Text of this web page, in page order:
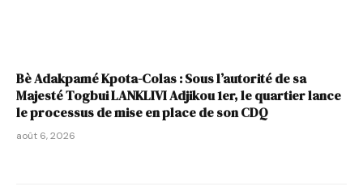
Bè Adakpamé Kpota-Colas : Sous l’autorité de sa
Majesté Togbui LANKLIVI Adjikou 1er, le quartier lance
le processus de mise en place de son CDQ
août 6, 2026